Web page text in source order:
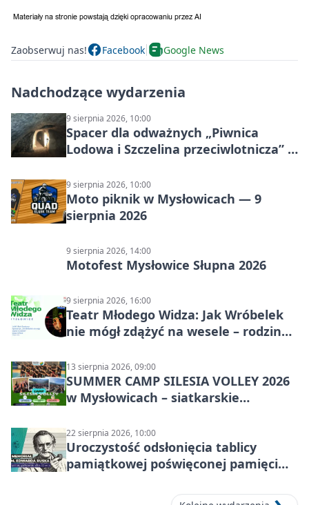
Zaobserwuj nas! Facebook Google News
Nadchodzące wydarzenia
9 sierpnia 2026, 10:00
Spacer dla odważnych „Piwnica
Lodowa i Szczelina przeciwlotnicza” –
9 sierpnia 2026, 10:00
Moto piknik w Mysłowicach — 9
sierpnia 2026
9 sierpnia 2026, 14:00
Motofest Mysłowice Słupna 2026
9 sierpnia 2026, 16:00
Teatr Młodego Widza: Jak Wróbelek
nie mógł zdążyć na wesele – rodzinny
13 sierpnia 2026, 09:00
SUMMER CAMP SILESIA VOLLEY 2026
w Mysłowicach – siatkarskie
22 sierpnia 2026, 10:00
Uroczystość odsłonięcia tablicy
pamiątkowej poświęconej pamięci